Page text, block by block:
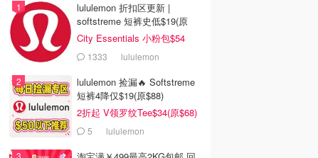
lululemon 折扣区更新 |
softstreme 短裤史低$19(原
$88)
City Essentials 小粉包$54
1333 lululemon
lululemon 捡漏🔥 Softstreme
短裤4降仅$19(原$88)
2折起 V领罗纹Tee$34(原$68)
5 lululemon